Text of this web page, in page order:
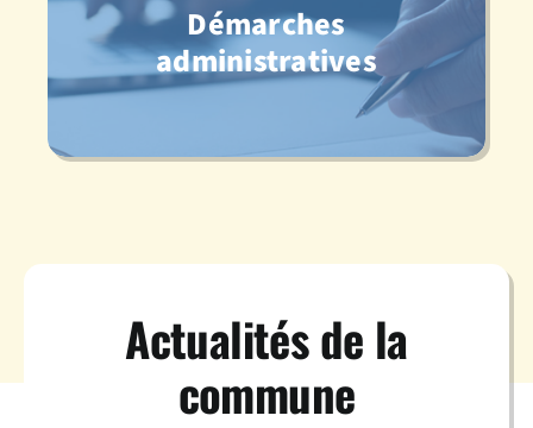
Démarches
administratives
Actualités de la
commune